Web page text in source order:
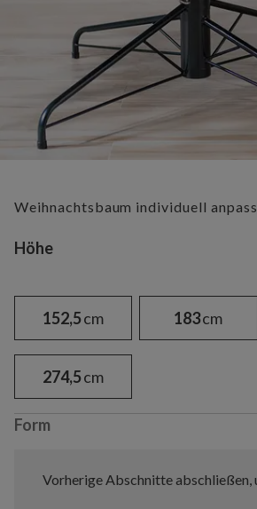
Weihnachtsbaum individuell
Variant selection
Höhe
152,5cm 183cm
274,5cm
Form
Vorherige Abschnitte abschließen,